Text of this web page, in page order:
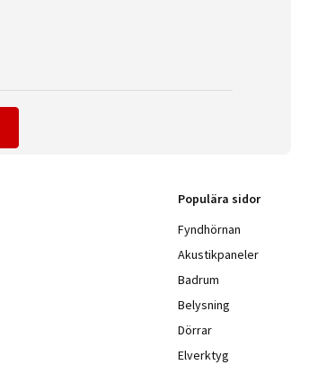
Populära sidor
Fyndhörnan
Akustikpaneler
Badrum
Belysning
Dörrar
Elverktyg